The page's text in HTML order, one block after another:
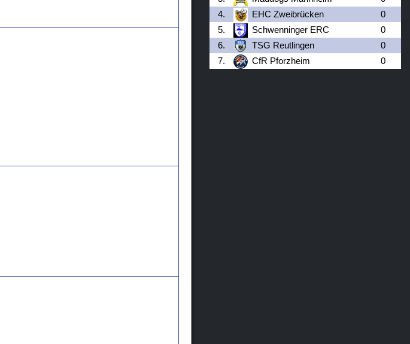
4.
EHC Zweibrücken
0
5.
Schwenninger ERC
0
6.
TSG Reutlingen
0
7.
CfR Pforzheim 0